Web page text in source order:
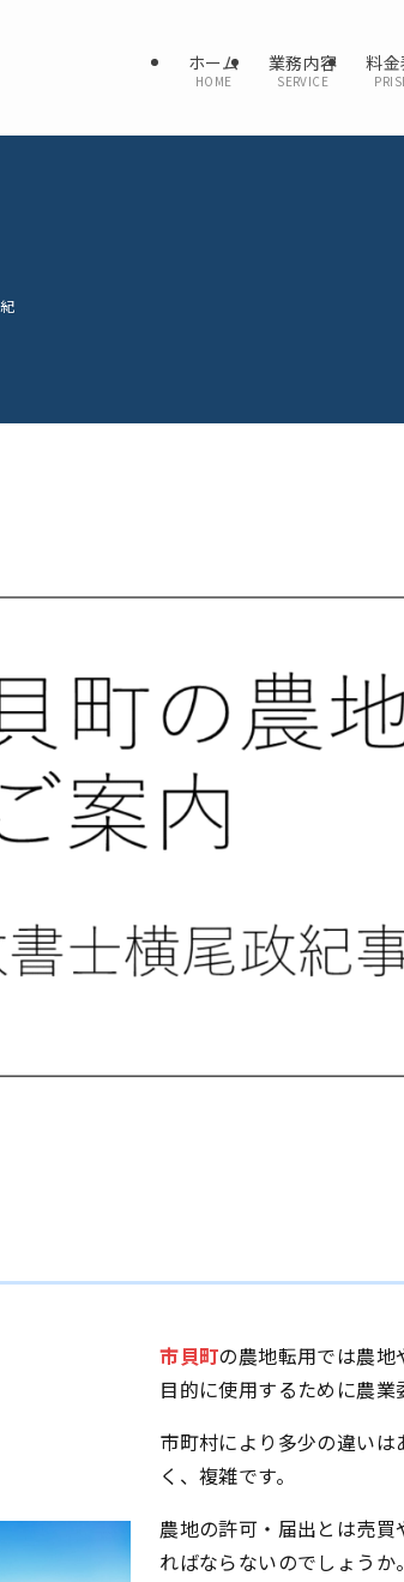
ホーム
HOME
業務内容
SERVICE
料
市貝町の農地転用では農
目的に使用するために農業
市町村により多少の違いは
く、複雑です。
農地の許可・届出とは売
ればならないのでしょうか。